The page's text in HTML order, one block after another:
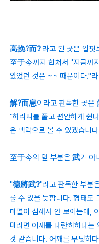
高挽?而? 라고 된 곳은 얼핏
至于今까지 합쳐서 "지금까
있었던 것은 ~~ 때문이다."
解?而息이라고 판독한 곳
"허리띠를 풀고 편안하게 쉰
은 맥락으로 볼 수 있겠습니
至于今의 앞 부분은 武가 아
"德將武?"라고 판독한 부분
룰 수 있을 듯합니다. 형태도
마멸이 심해서 안 보이는데,
미라면 어깨를 나란히하다는
것 같습니다. 어깨를 부딪히